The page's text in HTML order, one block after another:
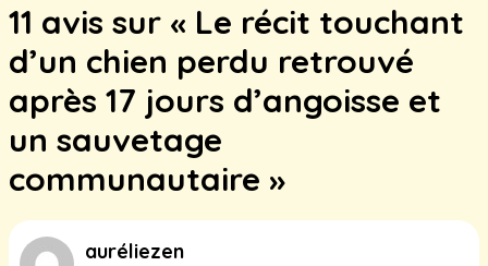
11 avis sur « Le récit touchant
d’un chien perdu retrouvé
après 17 jours d’angoisse et
un sauvetage
communautaire »
auréliezen